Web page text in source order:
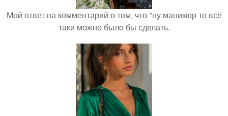
Мой ответ на комментарий о том, что "ну маникюр то всё
таки можно было бы сделать.